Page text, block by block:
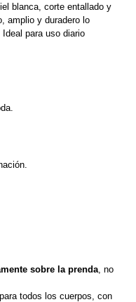
blanca, corte entallado y
amplio y duradero lo
para uso diario
sobre la prenda , no
para todos los cuerpos, con